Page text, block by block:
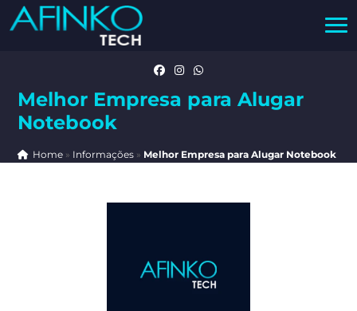
Melhor Empresa para Alugar
Notebook
Home» Informações » Melhor Empresa para Alugar Notebook